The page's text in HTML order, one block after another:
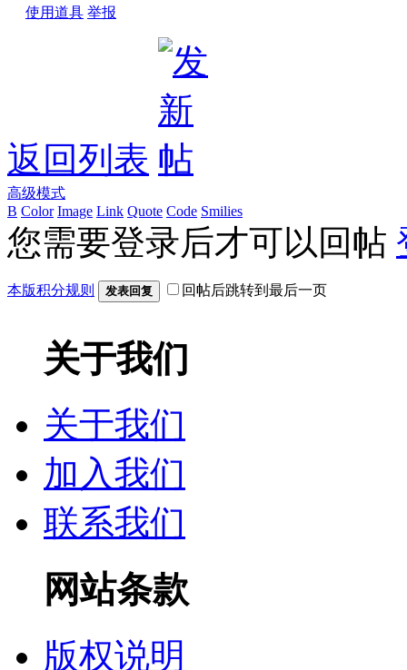
使用道具 举报
返回列表
高级模式
B Color Image Link Quote Code Smilies
您需要登录后才可以回帖
本版积分规则 发表回复 回帖后跳转到最后一页
关于我们
关于我们
加入我们
联系我们
网站条款
版权说明